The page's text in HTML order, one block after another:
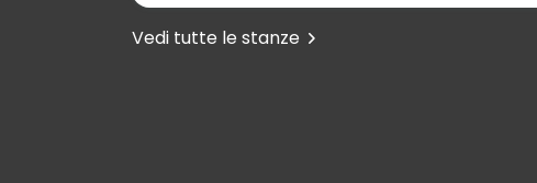
Vedi tutte le stanze